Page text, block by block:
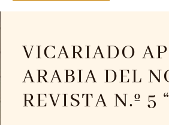
VICARIADO
ARABIA DEL
REVISTA N.º 5